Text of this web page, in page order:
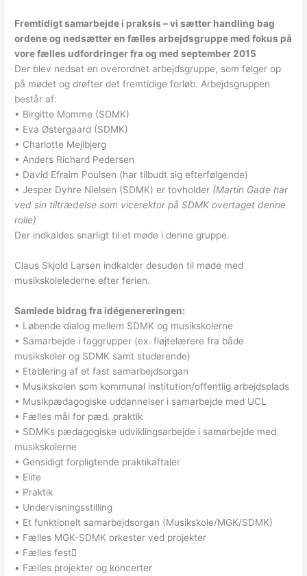
Fremtidigt samarbejde i praksis – vi sætter handling bag
ordene og nedsætter en fælles arbejdsgruppe med fokus på
vore fælles udfordringer fra og med september 2015
Der blev nedsat en overordnet arbejdsgruppe, som følger op
på mødet og drøfter det fremtidige forløb. Arbejdsgruppen
består af:
• Birgitte Momme (SDMK)
• Eva Østergaard (SDMK)
• Charlotte Mejlbjerg
• Anders Richard Pedersen
• David Efraim Poulsen (har tilbudt sig efterfølgende)
• Jesper Dyhre Nielsen (SDMK) er tovholder (Martin Gade har
ved sin tiltrædelse som vicerektor på SDMK overtaget denne
rolle)
Der indkaldes snarligt til et møde i denne gruppe.
Claus Skjold Larsen indkalder desuden til møde med
musikskolelederne efter ferien.
Samlede bidrag fra idégenereringen:
• Løbende dialog mellem SDMK og musikskolerne
• Samarbejde i faggrupper (ex. fløjtelærere fra både
musikskoler og SDMK samt studerende)
• Etablering af et fast samarbejdsorgan
• Musikskolen som kommunal institution/offentlig arbejdsplads
• Musikpædagogiske uddannelser i samarbejde med UCL
• Fælles mål for pæd. praktik
• SDMKs pædagogiske udviklingsarbejde i samarbejde med
musikskolerne
• Gensidigt forpligtende praktikaftaler
• Elite
• Praktik
• Undervisningsstilling
• Et funktionelt samarbejdsorgan (Musikskole/MGK/SDMK)
• Fælles MGK-SDMK orkester ved projekter
• Fælles fest
• Fælles projekter og koncerter